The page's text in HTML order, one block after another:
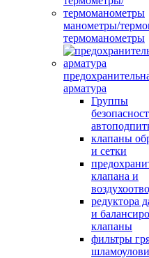
манометры/
термоманометры
арматура
Группы
клапаны
и сетки
клапана и
редуктора
и
клапаны
фильтры